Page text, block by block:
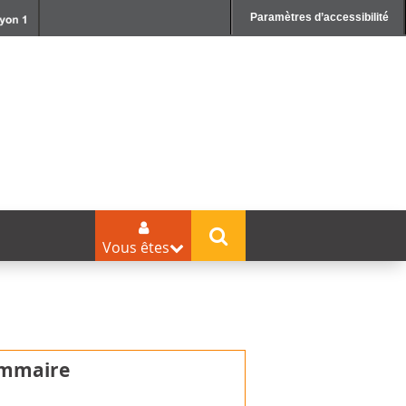
Paramètres d’accessibilité
Vous êtes